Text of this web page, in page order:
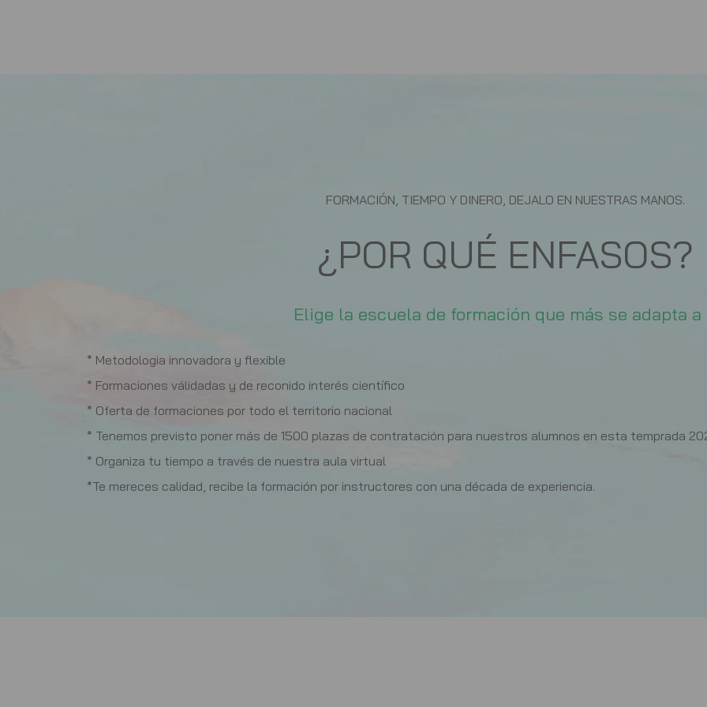
FORMACIÓN, TIEMPO Y DINERO, DEJALO EN NUESTRAS MANOS.
¿POR QUÉ ENFASOS?
Elige la escuela de formación que más se adapta a
* Metodologia innovadora y flexible
* Formaciones válidadas y de reconido interés científico
* Oferta de formaciones por todo el territorio nacional
* Tenemos previsto poner más de 1500 plazas de contratación para nuestros alumnos en esta temprada
* Organiza tu tiempo a través de nuestra aula virtual
*Te mereces calidad, recibe la formación por instructores con una década de experiencia.